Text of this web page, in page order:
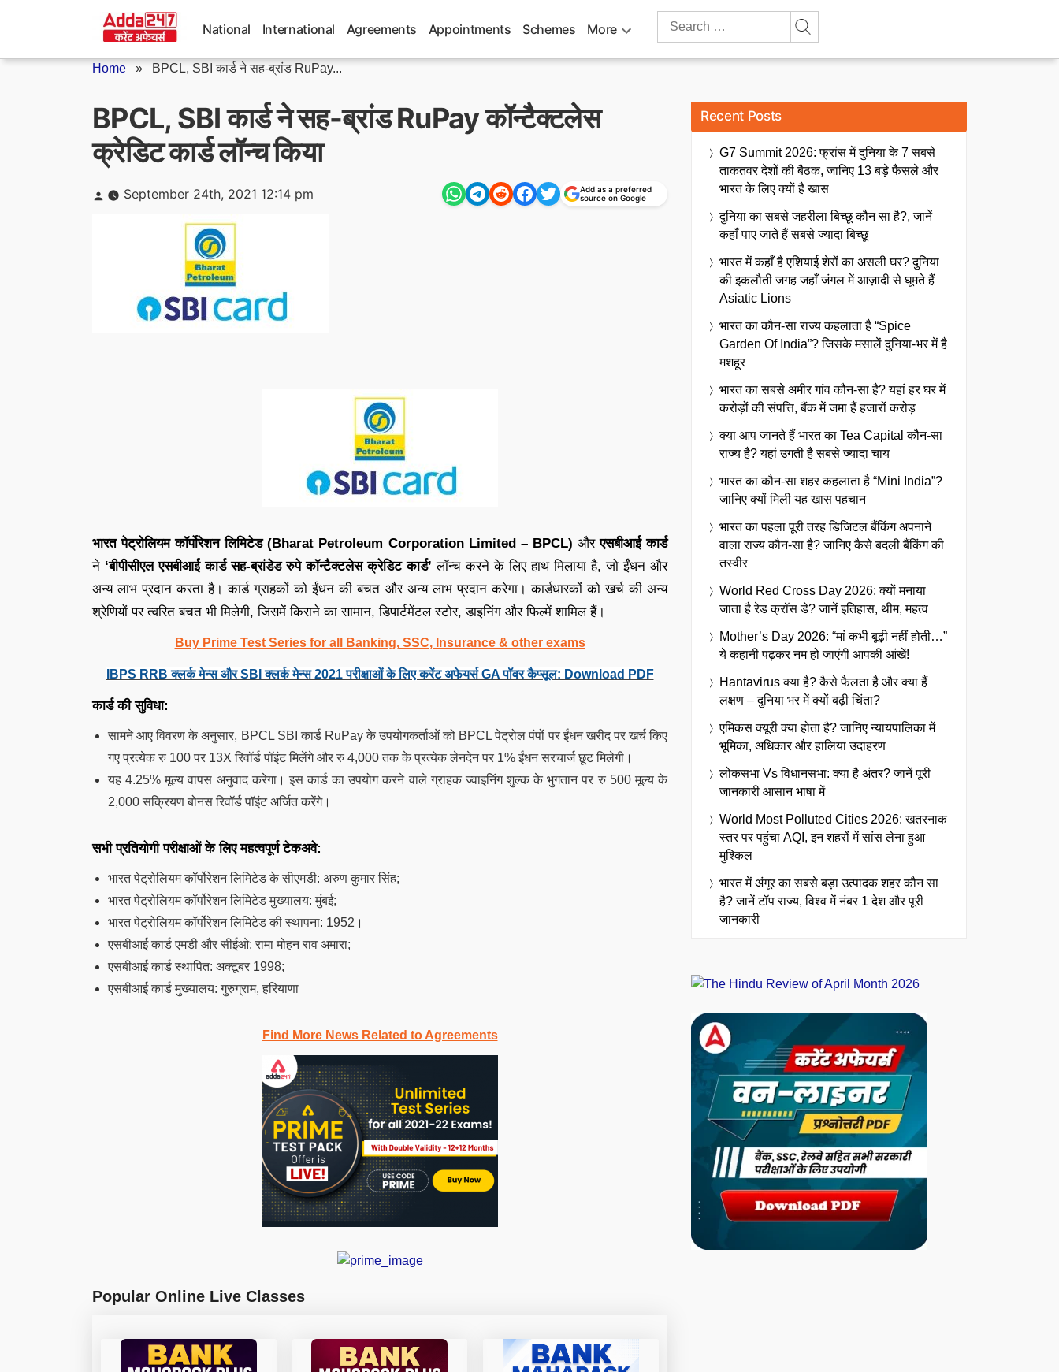
National International Agreements Appointments Schemes More
Search
Home » BPCL, SBI कार्ड ने सह-ब्रांड RuPay...
BPCL, SBI कार्ड ने सह-ब्रांड RuPay कॉन्टैक्टलेस
क्रेडिट कार्ड लॉन्च किया
Posted
by
September 24th, 2021 12:14 pm
Add as a preferred
source on Google
भारत पेट्रोलियम कॉर्पोरेशन लिमिटेड (Bharat Petroleum Corporation Limited – BPCL) औरएसबीआई कार्ड
ने ‘बीपीसीएल एसबीआई कार्ड सह-ब्रांडेड रुपे कॉन्टैक्टलेस क्रेडिट कार्ड’लॉन्च करने के लिए हाथ मिलाया है, जो ईंधन और
अन्य लाभ प्रदान करता है। कार्ड ग्राहकों को ईंधन की बचत और अन्य लाभ प्रदान करेगा। कार्डधारकों को खर्च की अन्य
श्रेणियों पर त्वरित बचत भी मिलेगी, जिसमें किराने का सामान, डिपार्टमेंटल स्टोर, डाइनिंग और फिल्में शामिल हैं।
Buy Prime Test Series for all Banking, SSC, Insurance & other exams
IBPS RRB क्लर्क मेन्स और SBI क्लर्क मेन्स 2021 परीक्षाओं के लिए करेंट अफेयर्स GA पॉवर कैप्सूल: Download PDF
कार्ड की सुविधा:
सामने आए विवरण के अनुसार, BPCL SBI कार्ड RuPay के उपयोगकर्ताओं को BPCL पेट्रोल पंपों पर ईंधन खरीद पर खर्च किए
गए प्रत्येक रु 100 पर 13X रिवॉर्ड पॉइंट मिलेंगे और रु 4,000 तक के प्रत्येक लेनदेन पर 1% ईंधन सरचार्ज छूट मिलेगी।
यह 4.25% मूल्य वापस अनुवाद करेगा। इस कार्ड का उपयोग करने वाले ग्राहक ज्वाइनिंग शुल्क के भुगतान पर रु 500 मूल्य के
2,000 सक्रियण बोनस रिवॉर्ड पॉइंट अर्जित करेंगे।
सभी प्रतियोगी परीक्षाओं के लिए महत्वपूर्ण टेकअवे:
भारत पेट्रोलियम कॉर्पोरेशन लिमिटेड के सीएमडी: अरुण कुमार सिंह;
भारत पेट्रोलियम कॉर्पोरेशन लिमिटेड मुख्यालय: मुंबई;
भारत पेट्रोलियम कॉर्पोरेशन लिमिटेड की स्थापना: 1952।
एसबीआई कार्ड एमडी और सीईओ: रामा मोहन राव अमारा;
एसबीआई कार्ड स्थापित: अक्टूबर 1998;
एसबीआई कार्ड मुख्यालय: गुरुग्राम, हरियाणा
Find More News Related to Agreements
Popular Online Live Classes
Recent Posts
G7 Summit 2026: फ्रांस में दुनिया के 7 सबसे
ताकतवर देशों की बैठक, जानिए 13 बड़े फैसले और
भारत के लिए क्यों है खास
दुनिया का सबसे जहरीला बिच्छू कौन सा है?, जानें
कहाँ पाए जाते हैं सबसे ज्यादा बिच्छू
भारत में कहाँ है एशियाई शेरों का असली घर? दुनिया
की इकलौती जगह जहाँ जंगल में आज़ादी से घूमते हैं
Asiatic Lions
भारत का कौन-सा राज्य कहलाता है “Spice
Garden Of India”? जिसके मसालें दुनिया-भर में है
मशहूर
भारत का सबसे अमीर गांव कौन-सा है? यहां हर घर में
करोड़ों की संपत्ति, बैंक में जमा हैं हजारों करोड़
क्या आप जानते हैं भारत का Tea Capital कौन-सा
राज्य है? यहां उगती है सबसे ज्यादा चाय
भारत का कौन-सा शहर कहलाता है “Mini India”?
जानिए क्यों मिली यह खास पहचान
भारत का पहला पूरी तरह डिजिटल बैंकिंग अपनाने
वाला राज्य कौन-सा है? जानिए कैसे बदली बैंकिंग की
तस्वीर
World Red Cross Day 2026: क्यों मनाया
जाता है रेड क्रॉस डे? जानें इतिहास, थीम, महत्व
Mother’s Day 2026: “मां कभी बूढ़ी नहीं होती…”
ये कहानी पढ़कर नम हो जाएंगी आपकी आंखें!
Hantavirus क्या है? कैसे फैलता है और क्या हैं
लक्षण – दुनिया भर में क्यों बढ़ी चिंता?
एमिकस क्यूरी क्या होता है? जानिए न्यायपालिका में
भूमिका, अधिकार और हालिया उदाहरण
लोकसभा Vs विधानसभा: क्या है अंतर? जानें पूरी
जानकारी आसान भाषा में
World Most Polluted Cities 2026: खतरनाक
स्तर पर पहुंचा AQI, इन शहरों में सांस लेना हुआ
मुश्किल
भारत में अंगूर का सबसे बड़ा उत्पादक शहर कौन सा
है? जानें टॉप राज्य, विश्व में नंबर 1 देश और पूरी
जानकारी